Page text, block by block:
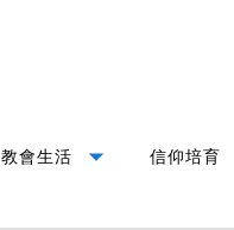
教會生活 arrow_drop_down 信仰培育